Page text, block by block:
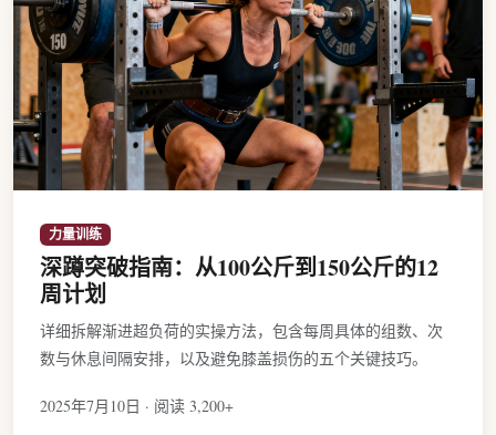
力量训练
深蹲突破指南：从100公斤到150公斤的12
周计划
详细拆解渐进超负荷的实操方法，包含每周具体的组数、次
数与休息间隔安排，以及避免膝盖损伤的五个关键技巧。
2025年7月10日 · 阅读 3,200+